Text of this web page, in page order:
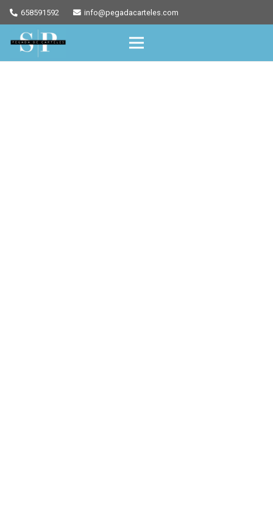
658591592 info@pegadacarteles.com